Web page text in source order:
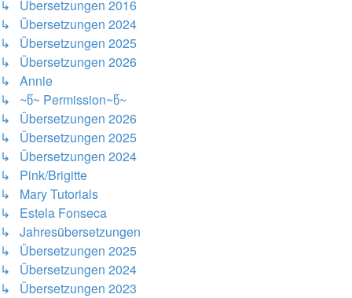
↳ Übersetzungen 2016
↳ Übersetzungen 2024
↳ Übersetzungen 2025
↳ Übersetzungen 2026
↳ Annie
↳ ~წ~ Permission~წ~
↳ Übersetzungen 2026
↳ Übersetzungen 2025
↳ Übersetzungen 2024
↳ Pink/Brigitte
↳ Mary Tutorials
↳ Estela Fonseca
↳ Jahresübersetzungen
↳ Übersetzungen 2025
↳ Übersetzungen 2024
↳ Übersetzungen 2023